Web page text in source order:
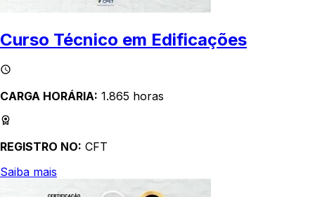
Curso Técnico em Edificações
CARGA HORÁRIA: 1.865 horas
REGISTRO NO: CFT
Saiba mais